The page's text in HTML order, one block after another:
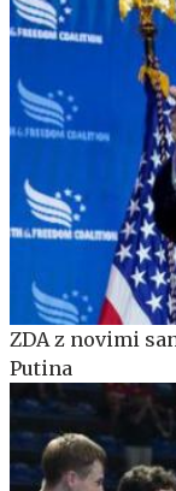
ZDA z novimi
Putina